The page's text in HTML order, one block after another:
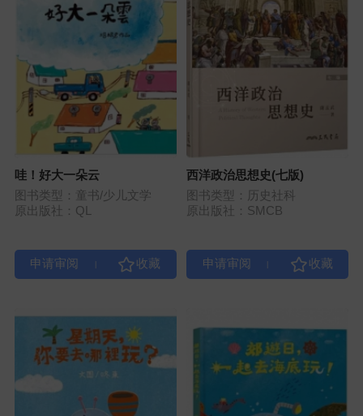
哇！好大一朵云
图书类型：童书/少儿文学
原出版社：QL
西洋政治思想史(七版)
图书类型：历史社科
原出版社：SMCB